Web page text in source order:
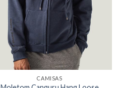
CAMISAS